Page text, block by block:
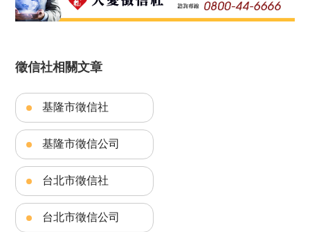
徵信社相關文章
基隆市徵信社
基隆市徵信公司
台北市徵信社
台北市徵信公司